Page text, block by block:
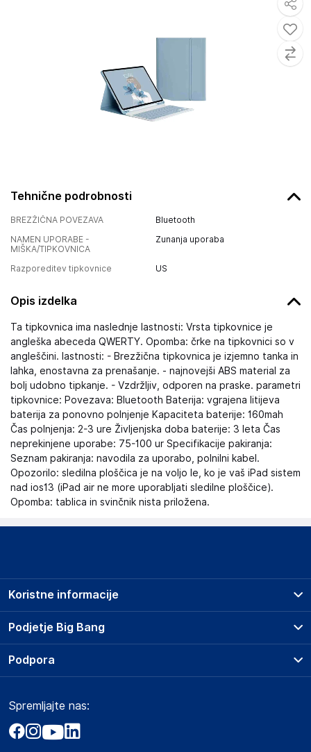
Tehnične podrobnosti
BREZŽIČNA POVEZAVA
Bluetooth
NAMEN UPORABE -
MIŠKA/TIPKOVNICA
Zunanja uporaba
Razporeditev tipkovnice US
Opis izdelka
Ta tipkovnica ima naslednje lastnosti: Vrsta tipkovnice je
angleška abeceda QWERTY. Opomba: črke na tipkovnici so v
angleščini. lastnosti: - Brezžična tipkovnica je izjemno tanka in
lahka, enostavna za prenašanje. - najnovejši ABS material za
bolj udobno tipkanje. - Vzdržljiv, odporen na praske. parametri
tipkovnice: Povezava: Bluetooth Baterija: vgrajena litijeva
baterija za ponovno polnjenje Kapaciteta baterije: 160mah
Čas polnjenja: 2-3 ure Življenjska doba baterije: 3 leta Čas
neprekinjene uporabe: 75-100 ur Specifikacije pakiranja:
Seznam pakiranja: navodila za uporabo, polnilni kabel.
Opozorilo: sledilna ploščica je na voljo le, ko je vaš iPad sistem
nad ios13 (iPad air ne more uporabljati sledilne ploščice).
Opomba: tablica in svinčnik nista priložena.
Podjetje Big Bang
O podjetju
Obvestila za javnost
Akt o digitalnih storitvah
Koristne informacije
Prodajna mesta
Storitve
Dostava, vnos in odvoz
Zavarovanje izdelkov
Podpora
Marketplace
Kako oddati naročilo?
Spremljajte nas: